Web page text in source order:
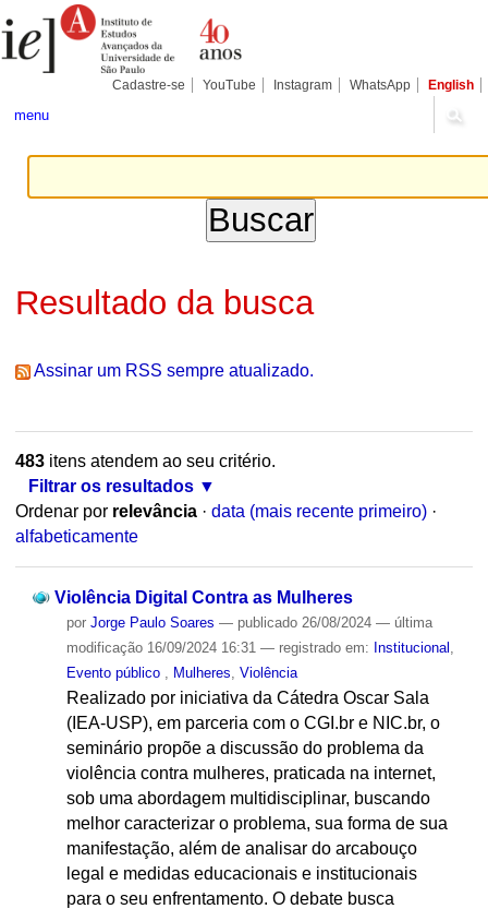
para
conteúdo.
Pessoais
Cadastre-se YouTube Instagram WhatsApp English
menu
Resultado da busca
Assinar um RSS sempre atualizado.
483itens atendem ao seu critério.
Filtrar os resultados
Ordenar por relevância · data (mais recente primeiro) ·
alfabeticamente
Violência Digital Contra as Mulheres
por Jorge Paulo Soares — publicado26/08/2024 — última
modificação16/09/2024 16:31 — registrado em: Institucional
Evento público
Mulheres Violência
Realizado por iniciativa da Cátedra Oscar Sala
(IEA-USP), em parceria com o CGI.br e NIC.br, o
seminário propõe a discussão do problema da
violência contra mulheres, praticada na internet,
sob uma abordagem multidisciplinar, buscando
melhor caracterizar o problema, sua forma de sua
manifestação, além de analisar do arcabouço
legal e medidas educacionais e institucionais
para o seu enfrentamento. O debate busca